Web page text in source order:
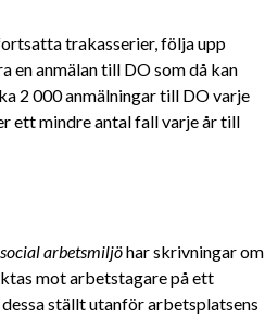
trakasserier, följa upp
en anmälan till DO som då kan
2 000 anmälningar till DO varje
ett mindre antal fall varje år till
arbetsmiljöhar skrivningar om
mot arbetstagare på ett
ställt utanför arbetsplatsens